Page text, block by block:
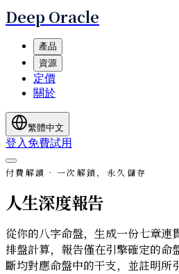
Deep Oracle
產品
資源
定價
關於
繁體中文
登入 免費試用
付費解讀 · 一次解鎖，永久儲存
人生深度報告
從你的八字命盤，生成一份七章連
排盤計算，報告僅在引擎確定的
斷均對應命盤中的干支，並註明所